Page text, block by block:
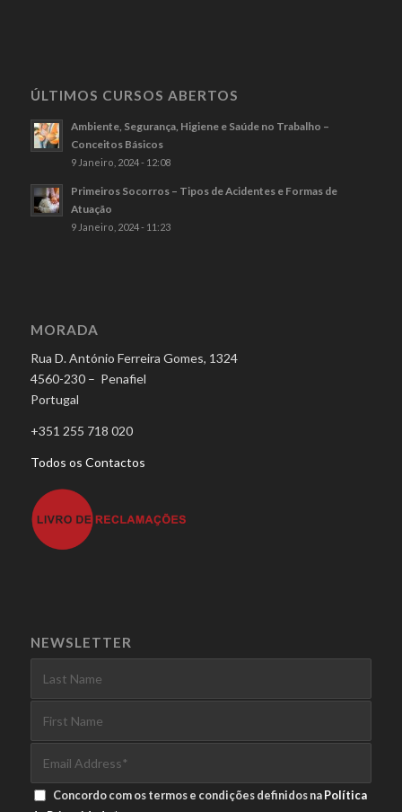
ÚLTIMOS CURSOS ABERTOS
Ambiente, Segurança, Higiene e Saúde no Trabalho –
Conceitos Básicos
9 Janeiro, 2024 - 12:08
Primeiros Socorros – Tipos de Acidentes e Formas de
Atuação
9 Janeiro, 2024 - 11:23
MORADA
Rua D. António Ferreira Gomes, 1324
4560-230 – Penafiel
Portugal
+351 255 718 020
Todos os Contactos
NEWSLETTER
Concordo com os termos e condições definidos naPolítica